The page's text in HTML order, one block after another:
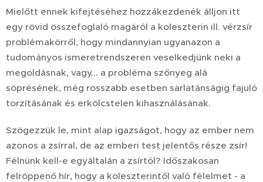
Mielőtt ennek kifejtéséhez hozzákezdenék álljon itt
egy rövid összefoglaló magáról a koleszterin ill. vérzsír
problémakörről, hogy mindannyian ugyanazon a
tudományos ismeretrendszeren veselkedjünk neki a
megoldásnak, vagy... a probléma szőnyeg alá
söprésének, még rosszabb esetben sarlatánságig fajuló
torzításának és erkölcstelen kihasználásának.
Szögezzük le, mint alap igazságot, hogy az ember nem
azonos a zsírral, de az emberi test jelentős része zsír!
Félnünk kell-e egyáltalán a zsírtól? Időszakosan
felröppenő hír, hogy a koleszterintől való félelmet - a